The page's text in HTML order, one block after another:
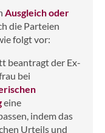
Ausgleich oder
die Parteien
folgt vor:
beantragt der Ex-
bei
eine
indem das
Urteils und